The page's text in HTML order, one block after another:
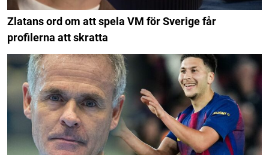
Zlatans ord om att spela VM för Sverige får
profilerna att skratta